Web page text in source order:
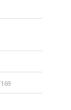
169